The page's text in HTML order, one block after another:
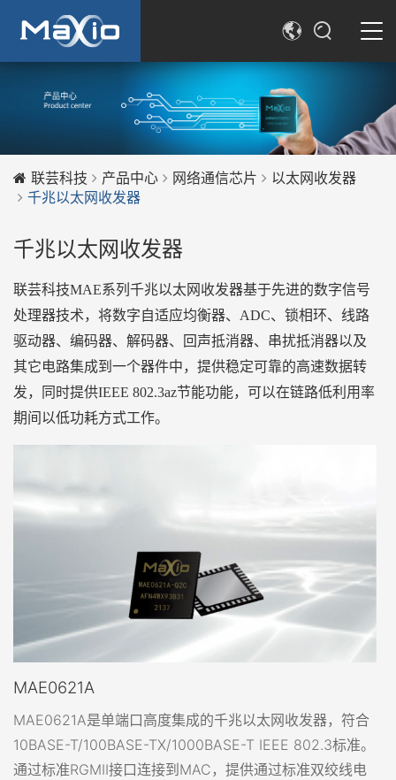
English
SEARCH
联芸科技 产品中心 网络通信芯片
以太网收发器
千兆以太网收发器
千兆以太网收发器
联芸科技MAE系列千兆以太网收发器基于先进的数字信号
处理器技术，将数字自适应均衡器、ADC、锁相环、线路
驱动器、编码器、解码器、回声抵消器、串扰抵消器以及
其它电路集成到一个器件中，提供稳定可靠的高速数据转
发，同时提供IEEE 802.3az节能功能，可以在链路低利用率
期间以低功耗方式工作。
MAE0621A
MAE0621A是单端口高度集成的千兆以太网收发器，符合
10BASE-T/100BASE-TX/1000BASE-T IEEE 802.3标准。
通过标准RGMII接口连接到MAC，提供通过标准双绞线电